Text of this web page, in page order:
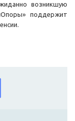
возникшую
поддержит